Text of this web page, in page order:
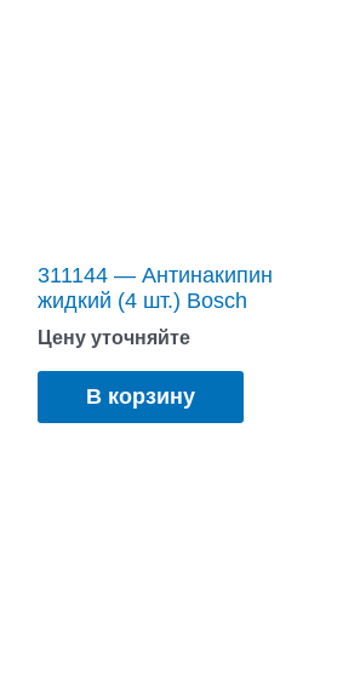
311144 — Антинакипин
жидкий (4 шт.) Bosch
Цену уточняйте
В корзину